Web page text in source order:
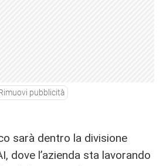
pubblicità
sarà dentro la divisione
dove l’azienda sta lavorando